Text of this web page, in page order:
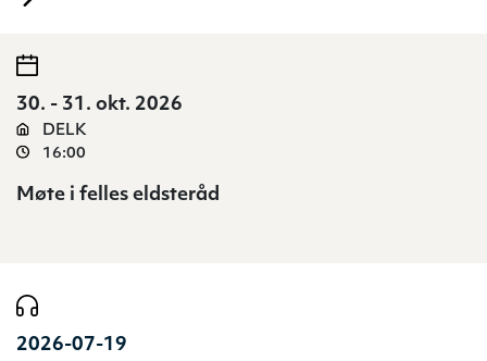
30. - 31. okt. 2026
DELK
16:00
Møte i felles eldsteråd
2026-07-19